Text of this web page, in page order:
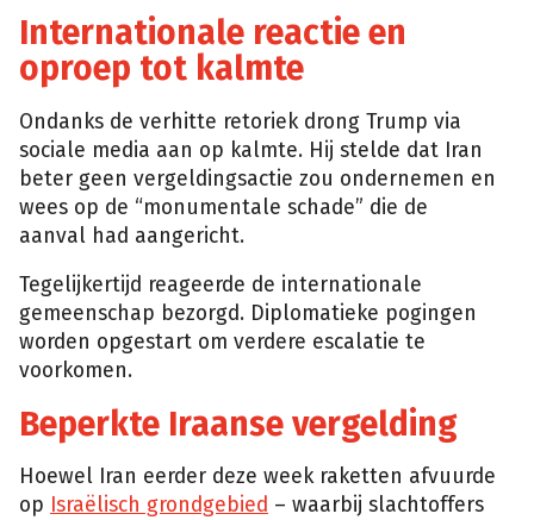
Internationale reactie en
oproep tot kalmte
Ondanks de verhitte retoriek drong Trump via
sociale media aan op kalmte. Hij stelde dat Iran
beter geen vergeldingsactie zou ondernemen en
wees op de “monumentale schade” die de
aanval had aangericht.
Tegelijkertijd reageerde de internationale
gemeenschap bezorgd. Diplomatieke pogingen
worden opgestart om verdere escalatie te
voorkomen.
Beperkte Iraanse vergelding
Hoewel Iran eerder deze week raketten afvuurde
op Israëlisch grondgebied – waarbij slachtoffers